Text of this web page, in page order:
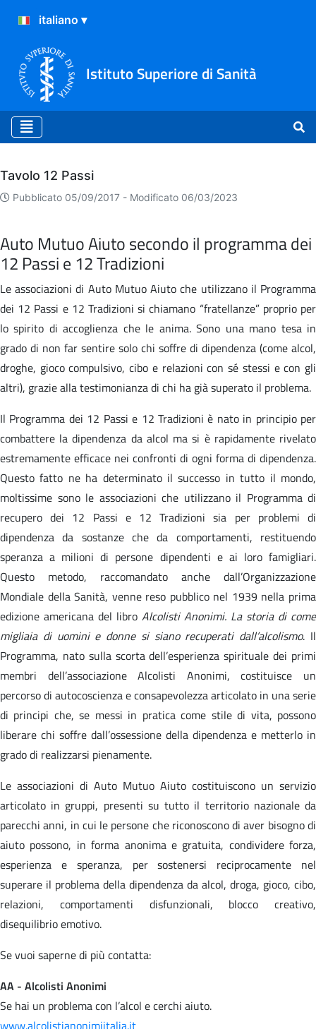
Istituto Superiore di Sanità
Archivio
Tavolo 12 Passi
Pubblicato 05/09/2017 - Modificato 06/03/2023
Auto Mutuo Aiuto secondo il programma dei
12 Passi e 12 Tradizioni
Le associazioni di Auto Mutuo Aiuto che utilizzano il Programma
dei 12 Passi e 12 Tradizioni si chiamano “fratellanze” proprio per
lo spirito di accoglienza che le anima. Sono una mano tesa in
grado di non far sentire solo chi soffre di dipendenza (come alcol,
droghe, gioco compulsivo, cibo e relazioni con sé stessi e con gli
altri), grazie alla testimonianza di chi ha già superato il problema.
Il Programma dei 12 Passi e 12 Tradizioni è nato in principio per
combattere la dipendenza da alcol ma si è rapidamente rivelato
estremamente efficace nei confronti di ogni forma di dipendenza.
Questo fatto ne ha determinato il successo in tutto il mondo,
moltissime sono le associazioni che utilizzano il Programma di
recupero dei 12 Passi e 12 Tradizioni sia per problemi di
dipendenza da sostanze che da comportamenti, restituendo
speranza a milioni di persone dipendenti e ai loro famigliari.
Questo metodo, raccomandato anche dall’Organizzazione
Mondiale della Sanità, venne reso pubblico nel 1939 nella prima
edizione americana del libro Alcolisti Anonimi. La storia di come
migliaia di uomini e donne si siano recuperati dall’alcolismo. Il
Programma, nato sulla scorta dell’esperienza spirituale dei primi
membri dell’associazione Alcolisti Anonimi, costituisce un
percorso di autocoscienza e consapevolezza articolato in una serie
di principi che, se messi in pratica come stile di vita, possono
liberare chi soffre dall’ossessione della dipendenza e metterlo in
grado di realizzarsi pienamente.
Le associazioni di Auto Mutuo Aiuto costituiscono un servizio
articolato in gruppi, presenti su tutto il territorio nazionale da
parecchi anni, in cui le persone che riconoscono di aver bisogno di
aiuto possono, in forma anonima e gratuita, condividere forza,
esperienza e speranza, per sostenersi reciprocamente nel
superare il problema della dipendenza da alcol, droga, gioco, cibo,
relazioni, comportamenti disfunzionali, blocco creativo,
disequilibrio emotivo.
Se vuoi saperne di più contatta:
AA - Alcolisti Anonimi
Se hai un problema con l’alcol e cerchi aiuto.
www.alcolistianonimiitalia.it